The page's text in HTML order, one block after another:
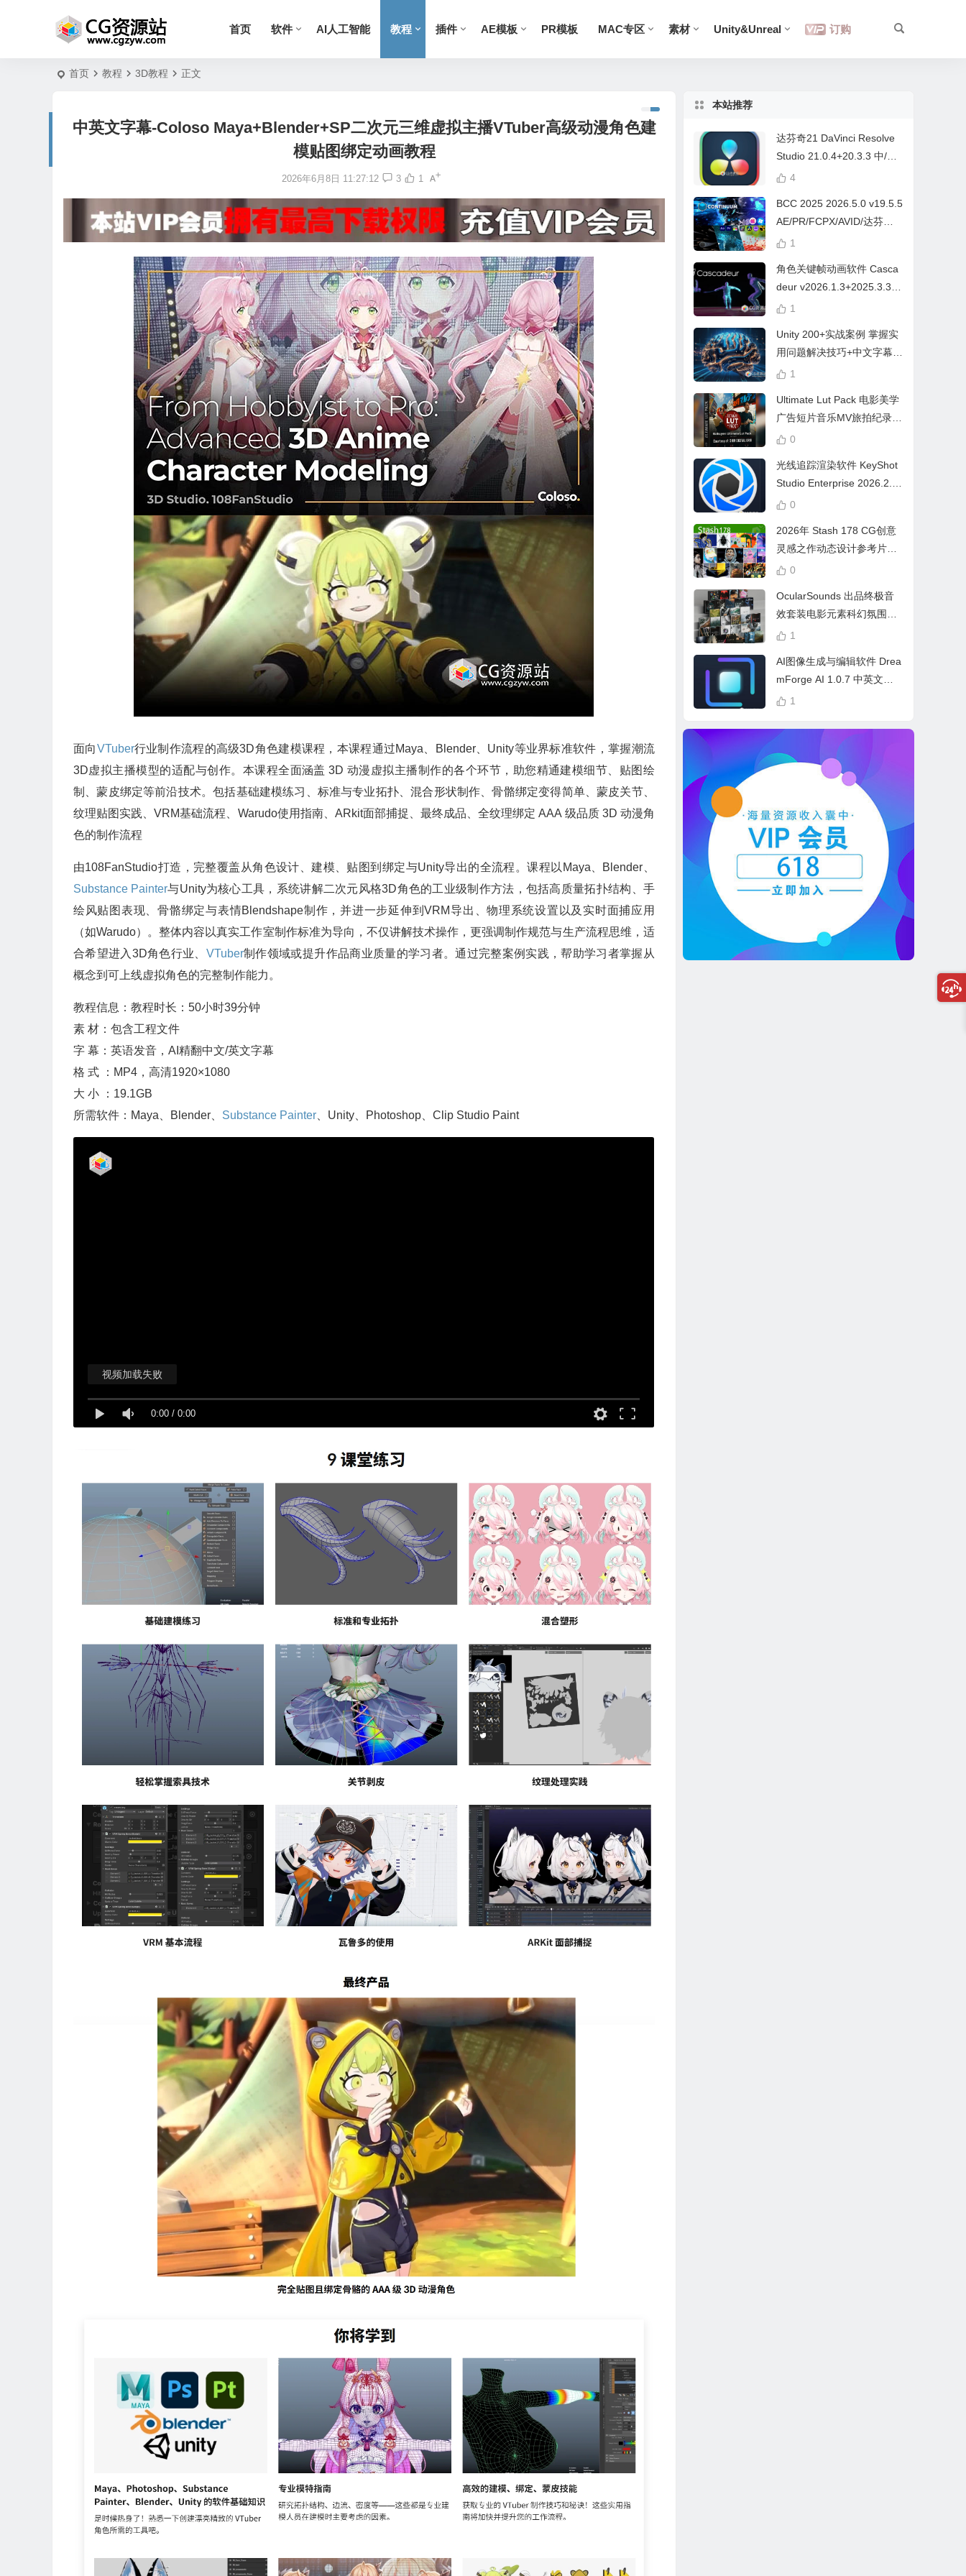
首页 软件 AI人工智能 教程 插件 AE模板 PR模板 MAC专区 素材 Unity&Unreal 订购
首页 教程 3D教程 正文
中英文字幕-Coloso Maya+Blender+SP二次元三维虚拟主播VTuber高级动漫角色建
模贴图绑定动画教程
2026年6月8日 11:27:12 3 1
面向VTuber行业制作流程的高级3D角色建模课程，本课程通过Maya、Blender、Unity等业界标准软件，掌握潮流
3D虚拟主播模型的适配与创作。本课程全面涵盖 3D 动漫虚拟主播制作的各个环节，助您精通建模细节、贴图绘
制、蒙皮绑定等前沿技术。包括基础建模练习、标准与专业拓扑、混合形状制作、骨骼绑定变得简单、蒙皮关节、
纹理贴图实践、VRM基础流程、Warudo使用指南、ARkit面部捕捉、最终成品、全纹理绑定 AAA 级品质 3D 动漫角
色的制作流程
由108FanStudio打造，完整覆盖从角色设计、建模、贴图到绑定与Unity导出的全流程。课程以Maya、Blender、
Substance Painter与Unity为核心工具，系统讲解二次元风格3D角色的工业级制作方法，包括高质量拓扑结构、手
绘风贴图表现、骨骼绑定与表情Blendshape制作，并进一步延伸到VRM导出、物理系统设置以及实时面捕应用
（如Warudo）。整体内容以真实工作室制作标准为导向，不仅讲解技术操作，更强调制作规范与生产流程思维，适
合希望进入3D角色行业、 VTuber制作领域或提升作品商业质量的学习者。通过完整案例实践，帮助学习者掌握从
概念到可上线虚拟角色的完整制作能力。
教程信息：教程时长：50小时39分钟
素 材：包含工程文件
字 幕：英语发音，AI精翻中文/英文字幕
格 式 ：MP4，高清1920×1080
大 小 ：19.1GB
所需软件：Maya、Blender、 Substance Painter 、Unity、Photoshop、Clip Studio Paint
0:00 / 0:00
视频加载失败
本站推荐
达芬奇21 DaVinci Resolve
Studio 21.0.4+20.3.3 中/英
文 Win/Mac
4
BCC 2025 2026.5.0 v19.5.5
AE/PR/FCPX/AVID/达芬奇
视频特效插件Continuum Wi
1
角色关键帧动画软件 Casca
deur v2026.1.3+2025.3.3
Win/Mac+中文字幕教程
1
Unity 200+实战案例 掌握实
用问题解决技巧+中文字幕 L
earn Problem Solving
1
Ultimate Lut Pack 电影美学
广告短片音乐MV旅拍纪录片
视频调色预设
0
光线追踪渲染软件 KeyShot
Studio Enterprise 2026.2.1
Win中文版
0
2026年 Stash 178 CG创意
灵感之作动态设计参考片广
告视频动画短片合集
0
OcularSounds 出品终极音
效套装电影元素科幻氛围冲
击无人机音效素材包 Full Ac
1
AI图像生成与编辑软件 Drea
mForge AI 1.0.7 中英文多
语言 Win 本地离线运行
1